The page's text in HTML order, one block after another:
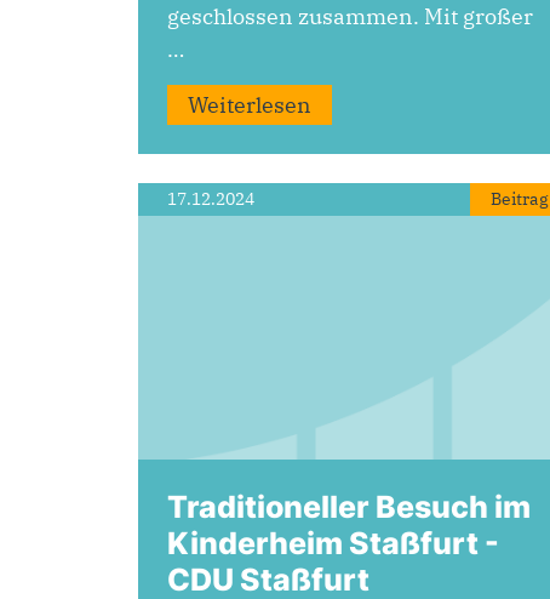
geschlossen zusammen. Mit großer
…
Weiterlesen
17.12.2024 Beitrag
Traditioneller Besuch im
Kinderheim Staßfurt -
CDU Staßfurt